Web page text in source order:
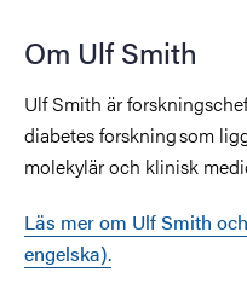
Om Ulf Smith
Ulf Smith är
diabetes forskning som
molekylär och klinisk
Läs mer om Ulf Smith
engelska).